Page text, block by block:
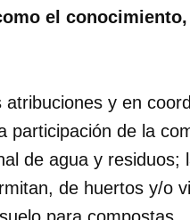
el
y en
participación de la
de agua y residuos;
de huertos y/o